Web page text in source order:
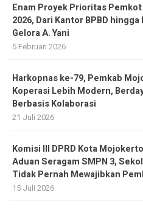
Enam Proyek Prioritas
2026, Dari Kantor BPBD
Gelora A. Yani
5 Februari 2026
Harkopnas ke-79, Pemkab
Koperasi Lebih Modern,
Berbasis Kolaborasi
21 Juli 2026
Komisi III DPRD Kota
Aduan Seragam SMPN 3,
Tidak Pernah Mewajibkan
15 Juli 2026